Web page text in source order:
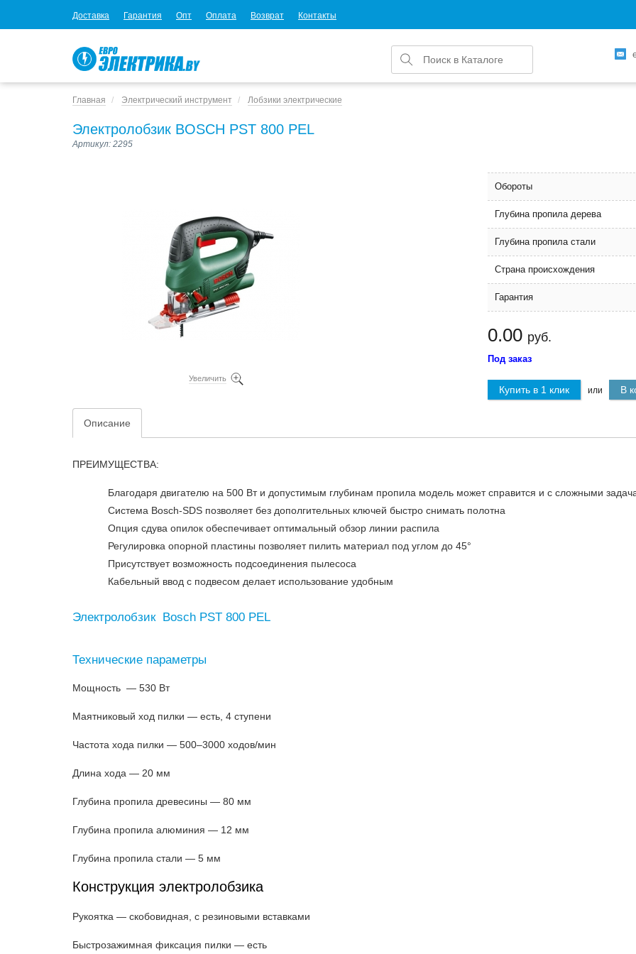
Доставка Гарантия Опт Оплата Возврат Контакты
Главная Электрический инструмент Лобзики электрические
Электролобзик BOSCH PST 800 PEL
Артикул: 2295
Увеличить
Обороты
Глубина пропила дерева
Глубина пропила стали
Страна происхождения
Гарантия
0.00 руб.
Под заказ
Купить в 1 клик или В
Описание
ПРЕИМУЩЕСТВА:
Благодаря двигателю на 500 Вт и допустимым глубинам пропила модель может справится и с сложными
Система Bosch-SDS позволяет без дополгительных ключей быстро снимать полотна
Опция сдува опилок обеспечивает оптимальный обзор линии распила
Регулировка опорной пластины позволяет пилить материал под углом до 45°
Присутствует возможность подсоединения пылесоса
Кабельный ввод с подвесом делает использование удобным
Электролобзик Bosch PST 800 PEL
Технические параметры
Мощность — 530 Вт
Маятниковый ход пилки — есть, 4 ступени
Частота хода пилки — 500–3000 ходов/мин
Длина хода — 20 мм
Глубина пропила древесины — 80 мм
Глубина пропила алюминия — 12 мм
Глубина пропила стали — 5 мм
Конструкция электролобзика
Рукоятка — скобовидная, с резиновыми вставками
Быстрозажимная фиксация пилки — есть